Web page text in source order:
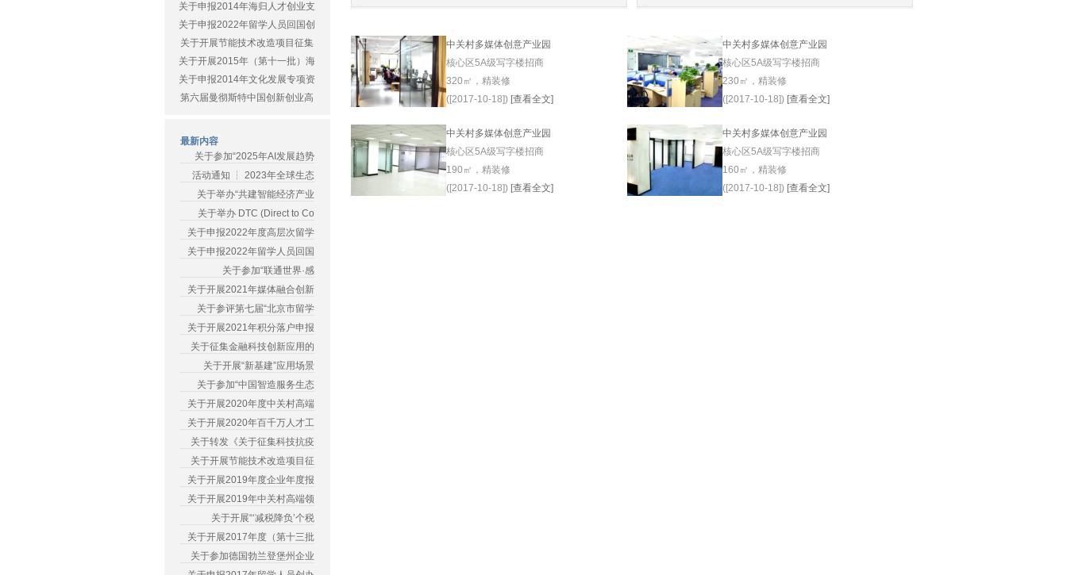
关于申报2014年海归人才创业支
关于申报2022年留学人员回国创
关于开展节能技术改造项目征集
关于开展2015年（第十一批）海
关于申报2014年文化发展专项资
第六届曼彻斯特中国创新创业高
最新内容
关于参加“2025年AI发展趋势
活动通知 ┆ 2023年全球生态
关于举办“共建智能经济产业
关于举办 DTC (Direct to Co
关于申报2022年度高层次留学
关于申报2022年留学人员回国
关于参加“联通世界·感
关于开展2021年媒体融合创新
关于参评第七届“北京市留学
关于开展2021年积分落户申报
关于征集金融科技创新应用的
关于开展“新基建”应用场景
关于参加“中国智造服务生态
关于开展2020年度中关村高端
关于开展2020年百千万人才工
关于转发《关于征集科技抗疫
关于开展节能技术改造项目征
关于开展2019年度企业年度报
关于开展2019年中关村高端领
关于开展“‘减税降负’个税
关于开展2017年度（第十三批
关于参加德国勃兰登堡州企业
中关村多媒体创意产业园
核心区5A级写字楼招商
320㎡，精装修
([2017-10-18]) [查看全文]
中关村多媒体创意产业园
核心区5A级写字楼招商
230㎡，精装修
([2017-10-18]) [查看全文]
中关村多媒体创意产业园
核心区5A级写字楼招商
190㎡，精装修
([2017-10-18]) [查看全文]
中关村多媒体创意产业园
核心区5A级写字楼招商
160㎡，精装修
([2017-10-18]) [查看全文]